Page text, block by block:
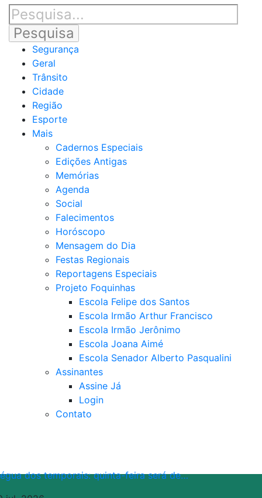
Segurança
Geral
Trânsito
Cidade
Região
Esporte
Mais
Cadernos Especiais
Edições Antigas
Memórias
Agenda
Social
Falecimentos
Horóscopo
Mensagem do Dia
Festas Regionais
Reportagens Especiais
Projeto Foquinhas
Escola Felipe dos Santos
Escola Irmão Arthur Francisco
Escola Irmão Jerônimo
Escola Joana Aimé
Escola Senador Alberto Pasqualini
Assinantes
Assine Já
Login
Contato
dos temporais: quinta-feira será de…